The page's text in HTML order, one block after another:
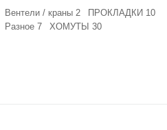
Вентели / краны 2 ПРОКЛАДКИ 10
Разное 7 ХОМУТЫ 30